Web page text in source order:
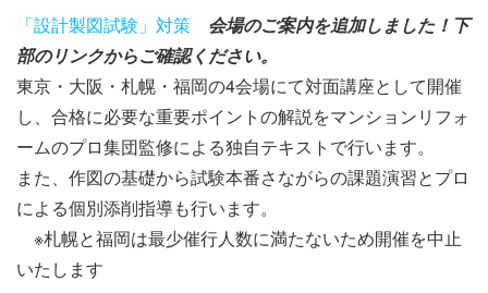
「設計製図試験」対策
会場のご案内を追加しました！下
部のリンクからご確認ください。
東京・大阪・札幌・福岡の4会場にて対面講座として開催
し、合格に必要な重要ポイントの解説をマンションリフォ
ームのプロ集団監修による独自テキストで行います。
また、作図の基礎から試験本番さながらの課題演習とプロ
による個別添削指導も行います。
※札幌と福岡は最少催行人数に満たないため開催を中止
いたします